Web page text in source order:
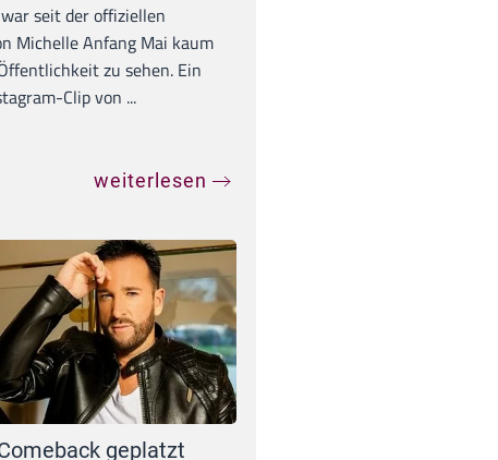
seit der offiziellen
Michelle Anfang Mai kaum
zu sehen. Ein
Clip von ...
weiterlesen
geplatzt